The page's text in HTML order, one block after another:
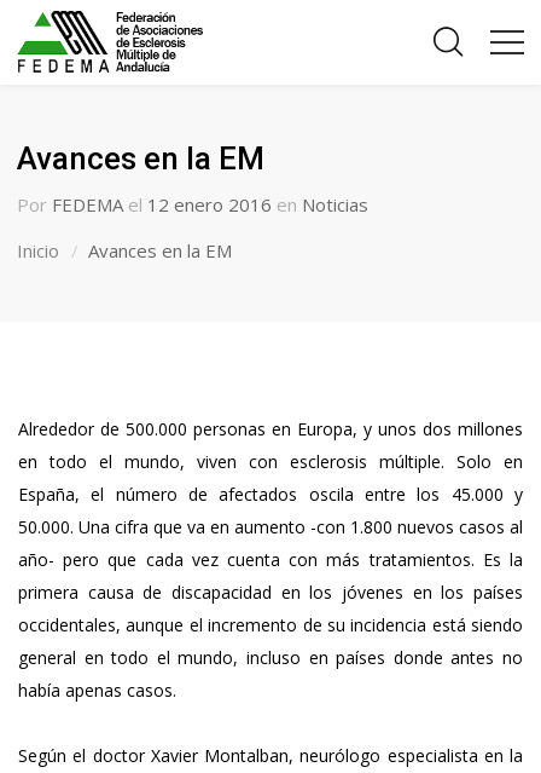
Avances en la EM
Por FEDEMA el 12 enero 2016 en Noticias
Inicio
Avances en la EM
Alrededor de 500.000 personas en Europa, y unos dos millones
en todo el mundo, viven con esclerosis múltiple. Solo en
España, el número de afectados oscila entre los 45.000 y
50.000. Una cifra que va en aumento -con 1.800 nuevos casos al
año- pero que cada vez cuenta con más tratamientos. Es la
primera causa de discapacidad en los jóvenes en los países
occidentales, aunque el incremento de su incidencia está siendo
general en todo el mundo, incluso en países donde antes no
había apenas casos.
Según el doctor Xavier Montalban, neurólogo especialista en la